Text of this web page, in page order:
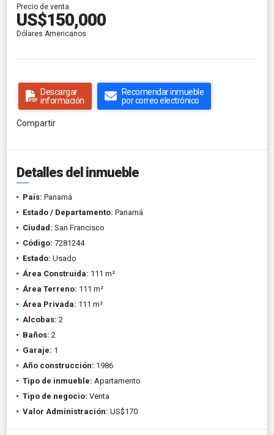
Precio de venta
US$150,000
Dólares Americanos
Descargar
información
Recomendar inmueble
por correo electrónico
Compartir
Detalles del inmueble
País: Panamá
Estado / Departamento: Panamá
Ciudad: San Francisco
Código: 7281244
Estado: Usado
Área Construida: 111 m²
Área Terreno: 111 m²
Área Privada: 111 m²
Alcobas: 2
Baños: 2
Garaje: 1
Año construcción: 1986
Tipo de inmueble: Apartamento
Tipo de negocio: Venta
Valor Administración: US$170